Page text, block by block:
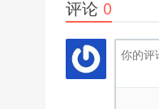
评论 0